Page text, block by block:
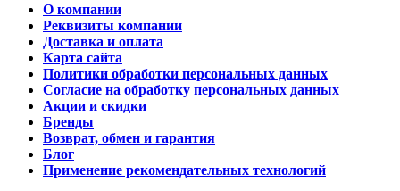
О компании
Реквизиты компании
Доставка и оплата
Карта сайта
Политики обработки персональных данных
Согласие на обработку персональных данных
Акции и скидки
Бренды
Возврат, обмен и гарантия
Блог
Применение рекомендательных технологий